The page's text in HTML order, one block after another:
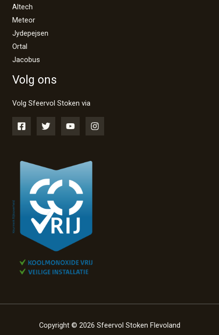
Altech
Meteor
Jydepejsen
Ortal
Jacobus
Volg ons
Volg Sfeervol Stoken via
Copyright © 2026 Sfeervol Stoken Flevoland